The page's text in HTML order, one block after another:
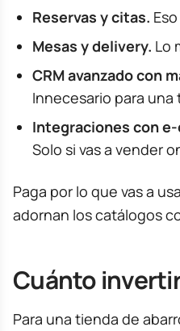
Reservas y citas.
Mesas y delivery. Lo
CRM avanzado con
Innecesario para
Integraciones con
Solo si vas a vender
Paga por lo que vas a
adornan los catálogos
Cuánto
Para una tienda de